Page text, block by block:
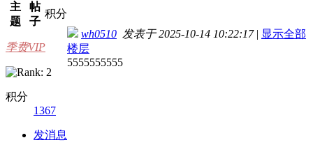
主
题
帖
子
积分
季费VIP
积分
1367
发消息
wh0510 发表于 2025-10-14 10:22:17 | 显示全部
楼层
5555555555